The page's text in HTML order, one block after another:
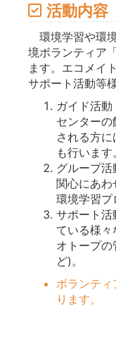
活動内容
環境学習や環
境ボランティア
ます。エコメイ
サポート活動等
ガイド活
センター
される方
も行います。
グループ活
関心にあわ
環境学習プ
サポート活
ている様
オトープ
ど)。
ボランテ
ります。